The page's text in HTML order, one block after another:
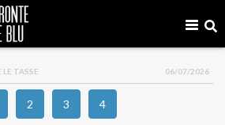
LE TASSE 06/07/2026
2 3 4